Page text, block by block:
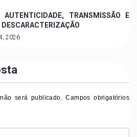
AUTENTICIDADE, TRANSMISSÃO E
DESCARACTERIZAÇÃO
2026
será publicado. Campos obrigatórios